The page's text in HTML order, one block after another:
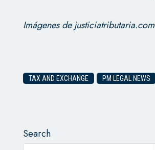
Imágenes de justiciatributaria.com
TAX AND EXCHANGE PM LEGAL NEWS
Search